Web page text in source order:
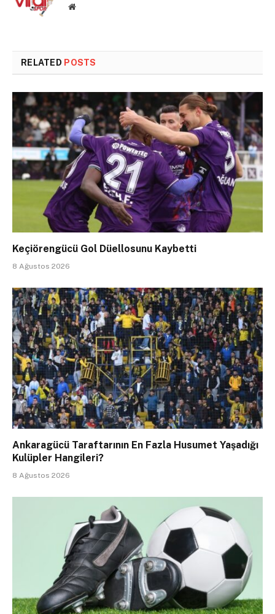
Website
RELATED POSTS
Keçiörengücü Gol Düellosunu Kaybetti
8 Ağustos 2026
Ankaragücü Taraftarının En Fazla Husumet Yaşadığı
Kulüpler Hangileri?
8 Ağustos 2026